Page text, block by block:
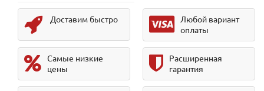
Доставим быстро
Любой вариант
оплаты
Самые низкие
цены
Расширенная
гарантия